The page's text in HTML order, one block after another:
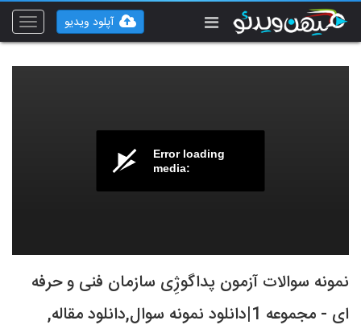
Toggle
آپلود ویدیو
Error loading
media:
نمونه سوالات آزمون پداگوژِی سازمان فنی و حرفه
ای - مجموعه 1|دانلود نمونه سوال,دانلود مقاله,